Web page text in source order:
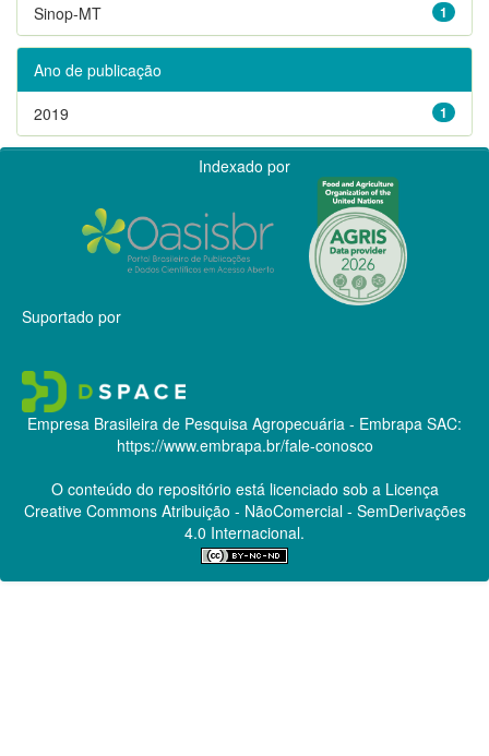
1
Sinop-MT
Ano de publicação
1
2019
Indexado por
Suportado por
Empresa Brasileira de Pesquisa Agropecuária - Embrapa SAC:
https://www.embrapa.br/fale-conosco
O conteúdo do repositório está licenciado sob a Licença
Creative CommonsAtribuição - NãoComercial - SemDerivações
4.0 Internacional.